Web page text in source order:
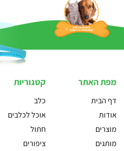
מפת האתר
דף הבית
אודות
מוצרים
מותגים
קטגוריות
כלב
אוכל לכלבים
חתול
ציפורים